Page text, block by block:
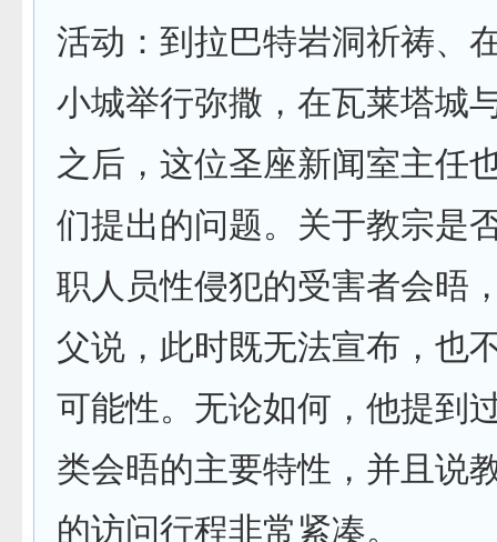
活动：到拉巴特岩洞祈祷、
小城举行弥撒，在瓦莱塔城
之后，这位圣座新闻室主任
们提出的问题。关于教宗是
职人员性侵犯的受害者会晤
父说，此时既无法宣布，也
可能性。无论如何，他提到
类会晤的主要特性，并且说
的访问行程非常紧凑。